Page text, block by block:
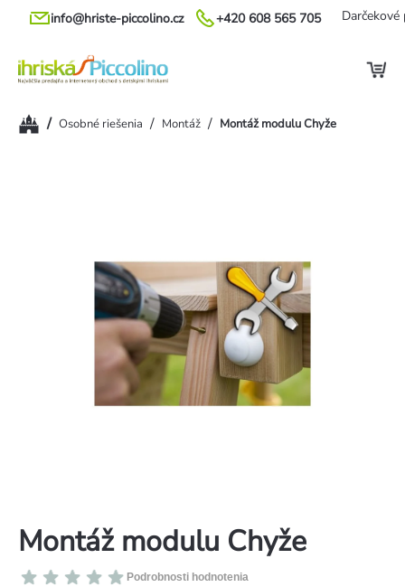
Prejsť
+420 608 565 705
info@hriste-piccolino.cz Darčekové
Domov
/ Osobné riešenia / Montáž / Montáž modulu Chyže
Montáž modulu Chyže
Priemerné
Podrobnosti hodnotenia